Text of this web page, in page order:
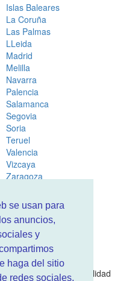
se usan para
anuncios,
y
haga del sitio
redes sociales,
Islas Baleares
La Coruña
Las Palmas
LLeida
Madrid
Melilla
Navarra
Palencia
Salamanca
Segovia
Soria
Teruel
Valencia
Vizcaya
Zaragoza
contamos sobre la
noticias de actualidad